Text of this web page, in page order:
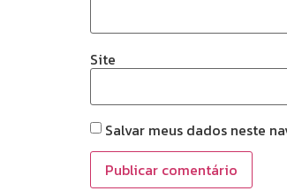
Site
Salvar meus dados neste